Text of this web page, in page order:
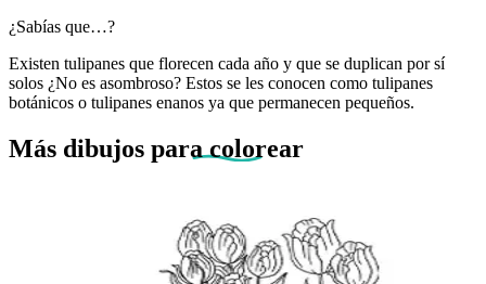
¿Sabías que…?
Existen tulipanes que florecen cada año y que se duplican por sí
solos ¿No es asombroso? Estos se les conocen como tulipanes
botánicos o tulipanes enanos ya que permanecen pequeños.
Más dibujos para colorear